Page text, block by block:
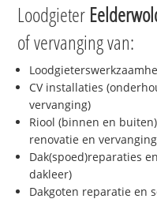
Loodgieter
of vervanging van:
CV installaties
vervanging)
Riool (binnen en
renovatie en vervanging
Dak(spoed)reparaties
dakleer)
Dakgoten reparatie en